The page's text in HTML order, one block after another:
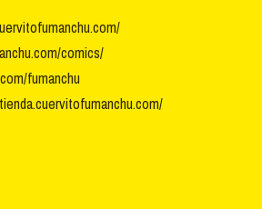
comics/
fumanchu